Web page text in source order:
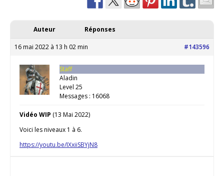
Auteur Réponses
16 mai 2022 à 13 h 02 min #143596
Staff
Aladin
Level 25
Messages : 16068
Vidéo WIP (13 Mai 2022)
Voici les niveaux 1 à 6.
https://youtu.be/IXxiiSBYjN8